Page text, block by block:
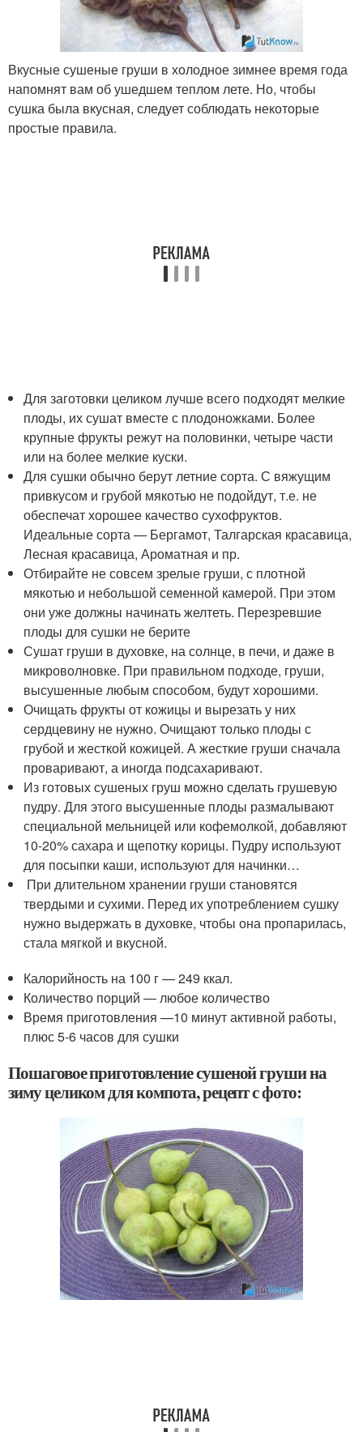
Вкусные сушеные груши в холодное зимнее время года
напомнят вам об ушедшем теплом лете. Но, чтобы
сушка была вкусная, следует соблюдать некоторые
простые правила.
Для заготовки целиком лучше всего подходят мелкие
плоды, их сушат вместе с плодоножками. Более
крупные фрукты режут на половинки, четыре части
или на более мелкие куски.
Для сушки обычно берут летние сорта. С вяжущим
привкусом и грубой мякотью не подойдут, т.е. не
обеспечат хорошее качество сухофруктов.
Идеальные сорта — Бергамот, Талгарская красавица,
Лесная красавица, Ароматная и пр.
Отбирайте не совсем зрелые груши, с плотной
мякотью и небольшой семенной камерой. При этом
они уже должны начинать желтеть. Перезревшие
плоды для сушки не берите
Сушат груши в духовке, на солнце, в печи, и даже в
микроволновке. При правильном подходе, груши,
высушенные любым способом, будут хорошими.
Очищать фрукты от кожицы и вырезать у них
сердцевину не нужно. Очищают только плоды с
грубой и жесткой кожицей. А жесткие груши сначала
проваривают, а иногда подсахаривают.
Из готовых сушеных груш можно сделать грушевую
пудру. Для этого высушенные плоды размалывают
специальной мельницей или кофемолкой, добавляют
10-20% сахара и щепотку корицы. Пудру используют
для посыпки каши, используют для начинки…
При длительном хранении груши становятся
твердыми и сухими. Перед их употреблением сушку
нужно выдержать в духовке, чтобы она пропарилась,
стала мягкой и вкусной.
Калорийность на 100 г — 249 ккал.
Количество порций — любое количество
Время приготовления —10 минут активной работы,
плюс 5-6 часов для сушки
Пошаговое приготовление сушеной груши на
зиму целиком для компота, рецепт с фото: